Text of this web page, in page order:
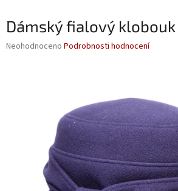
Dámský fialový
Průměrné
Neohodnoceno Podrobnosti hodnocení